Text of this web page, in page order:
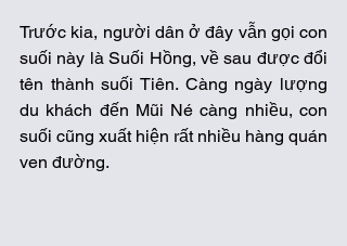
Trước kia, người dân ở đây vẫn gọi con
suối này là Suối Hồng, về sau được đổi
tên thành suối Tiên. Càng ngày lượng
du khách đến Mũi Né càng nhiều, con
suối cũng xuất hiện rất nhiều hàng quán
ven đường.